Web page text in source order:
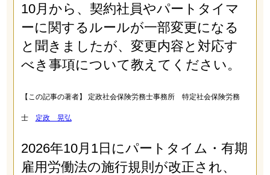
10月から、契約社員やパートタイマ
ーに関するルールが一部変更になる
と聞きましたが、変更内容と対応す
べき事項について教えてください。
【この記事の著者】 定政社会保険労務士事務所 特定社会保険労務
士 定政 晃弘
2026年10月1日にパートタイム・有期
雇用労働法の施行規則が改正され、